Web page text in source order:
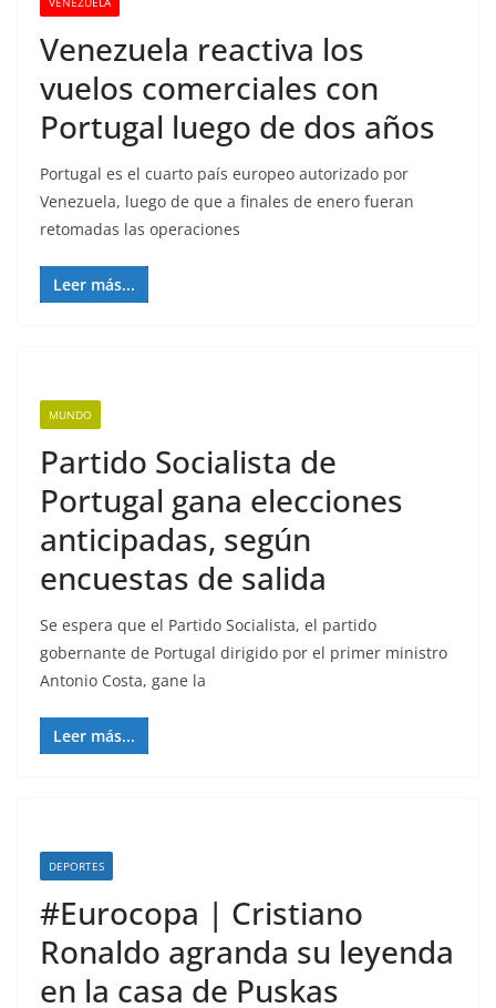
Venezuela reactiva los
vuelos comerciales con
Portugal luego de dos años
Portugal es el cuarto país europeo autorizado por
Venezuela, luego de que a finales de enero fueran
retomadas las operaciones
Leer más...
MUNDO
Partido Socialista de
Portugal gana elecciones
anticipadas, según
encuestas de salida
Se espera que el Partido Socialista, el partido
gobernante de Portugal dirigido por el primer ministro
Antonio Costa, gane la
Leer más...
DEPORTES
#Eurocopa | Cristiano
Ronaldo agranda su leyenda
en la casa de Puskas